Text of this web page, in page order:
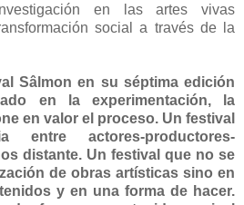
en las artes vivas
social a través de la
Sâlmon en su séptima edición
en la experimentación, la
en valor el proceso. Un festival
entre actores-productores-
distante. Un festival que no se
de obras artísticas sino en
y en una forma de hacer.